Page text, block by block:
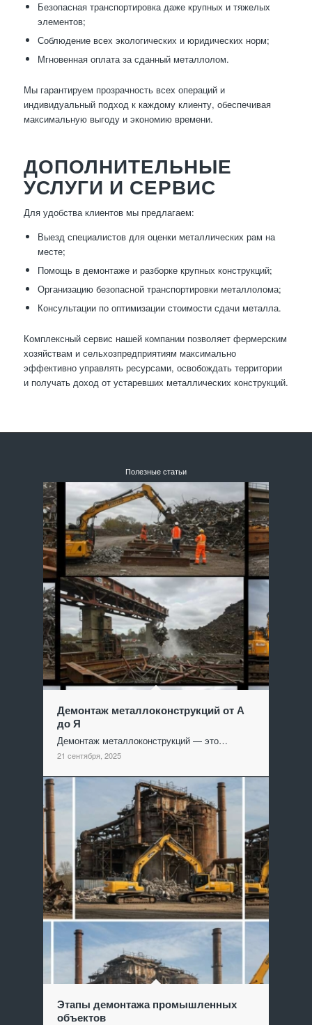
Безопасная транспортировка даже крупных и тяжелых
элементов;
Соблюдение всех экологических и юридических норм;
Мгновенная оплата за сданный металлолом.
Мы гарантируем прозрачность всех операций и
индивидуальный подход к каждому клиенту, обеспечивая
максимальную выгоду и экономию времени.
ДОПОЛНИТЕЛЬНЫЕ
УСЛУГИ И СЕРВИС
Для удобства клиентов мы предлагаем:
Выезд специалистов для оценки металлических рам на
месте;
Помощь в демонтаже и разборке крупных конструкций;
Организацию безопасной транспортировки металлолома;
Консультации по оптимизации стоимости сдачи металла.
Комплексный сервис нашей компании позволяет фермерским
хозяйствам и сельхозпредприятиям максимально
эффективно управлять ресурсами, освобождать территории
и получать доход от устаревших металлических конструкций.
Полезные статьи
Демонтаж металлоконструкций от А
до Я
Демонтаж металлоконструкций — это…
21 сентября, 2025
Этапы демонтажа промышленных
объектов